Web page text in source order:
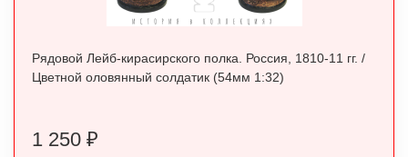
Рядовой Лейб-кирасирского полка. Россия, 1810-11 гг. /
Цветной оловянный солдатик (54мм 1:32)
1 250 ₽